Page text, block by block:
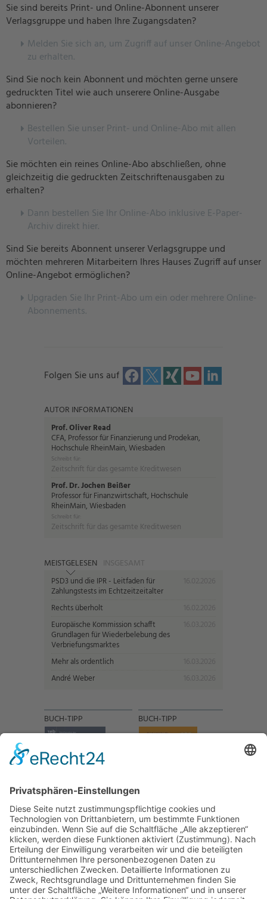
Sie sind bereits Print- und Online-Abonnent unserer
Verlagsgruppe und haben Ihre Zugangsdaten?
Melden Sie sich an, um Zugriff auf unser Online-Angebot
zu erhalten.
Sind Sie noch kein Abonnent und möchten gerne unsere
gedruckten Titel wie auch unserere Online-Ausgabe
abonnieren?
Bestellen Sie unser Print- und Online-Abo mit allen
Vorteilen.
Sie möchten ein reines Online-Abo abschließen, ohne
gleichzeitig die gedruckten Zeitschriftenausgaben zu
erhalten?
Dann bestellen Sie Ihr Online-Abo inklusive E-Paper-
Archiv direkt hier.
Sind Sie bereits Abonnent unserer Verlagsgruppe und
möchten mehreren Mitarbeitern Ihres Hauses Zugriff auf unser
Online-Angebot ermöglichen?
Upgraden Sie Ihr Print-Abo um ein oder mehrere Online-
Abonnements.
Folgen Sie uns auf
AUTOR INFORMATIONEN
Prof. Oliver Read
CFA, Professor für Finanzierung und Prodekan,
Hochschule RheinMain, Wiesbaden
Schreibt für:
Zeitschrift für das gesamte Kreditwesen
Prof. Dr. Jochen Beißer
Professor für Finanzwirtschaft, Hochschule
RheinMain, Wiesbaden
Schreibt für:
Zeitschrift für das gesamte Kreditwesen
MEISTGELESEN INSGESAMT
PSD3 und die IPR - Leitfaden für
Zahlungstests im Echtzeitzeitalter
Rechts überholt
Europäische Kommission schafft
Grundlagen für Wiederbelebung des
Verbriefungsmarktes
Mehr als ordentlich
André Weber
BUCH-TIPP BUCH-TIPP